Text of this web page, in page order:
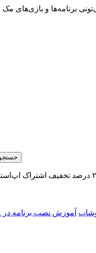
برنامه‌ها و بازی‌های
آموزش نصب برنامه